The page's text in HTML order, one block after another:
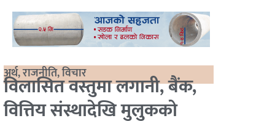
अर्थ,राजनीति,विचार
विलासित वस्तुमा लगानी, बैंक,
वित्तिय संस्थादेखि मुलुकको